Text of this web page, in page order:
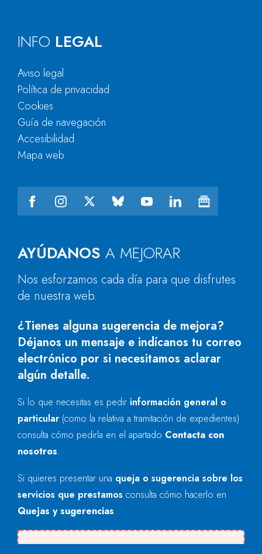
AYÚDANOS A MEJORAR
Nos esforzamos cada día para que disfrutes
de nuestra web.
¿Tienes alguna sugerencia de mejora?
Déjanos un mensaje e indícanos tu correo
electrónico por si necesitamos aclarar
algún detalle.
Si lo que necesitas es pedir información general o
particular (como la relativa a tramitación de expedientes)
consulta cómo pedirla en el apartado Contacta con
nosotros.
Si quieres presentar una queja o sugerencia sobre los
servicios que prestamos consulta cómo hacerlo en
Quejas y sugerencias.
INFO LEGAL
Aviso legal
Política de privacidad
Cookies
Guía de navegación
Accesibilidad
Mapa web